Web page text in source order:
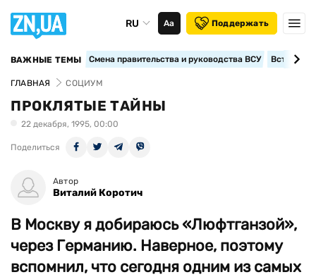
RU Аа Поддержать
ВАЖНЫЕ ТЕМЫ Смена правительства и руководства ВСУ
ГЛАВНАЯ СОЦИУМ
ПРОКЛЯТЫЕ ТАЙНЫ
22 декабря, 1995, 00:00
Поделиться
Автор
Виталий Коротич
В Москву я добираюсь «Люфтганзой»,
через Германию. Наверное, поэтому
вспомнил, что сегодня одним из самых